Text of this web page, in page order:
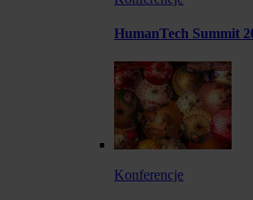
HumanTech Summit
Konferencje